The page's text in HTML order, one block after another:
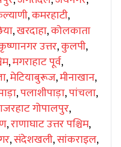
,कमरहाटी,
,खरदाहा,कोलकाता
उत्तर,कुलपी,
,मगराहाट पूर्व,
,मेटियाबुरूज,मीनाखान,
,पलाशीपाड़ा,पांचला,
गोपालपुर,
,राणाघाट उत्तर पश्चिम,
,संदेशखली,सांकराइल,